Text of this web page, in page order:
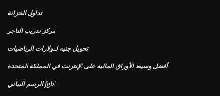
تداول الخزانة
مركز تدريب التاجر
تحويل جنيه لدولارات الرياضيات
أفضل وسيط الأوراق المالية على الإنترنت في المملكة المتحدة
الرسم البياني fgbl